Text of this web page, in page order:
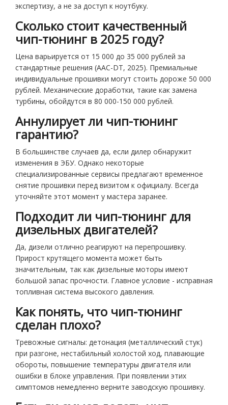
экспертизу, а не за доступ к ноутбуку.
Сколько стоит качественный
чип-тюнинг в 2025 году?
Цена варьируется от 15 000 до 35 000 рублей за
стандартные решения (AAC-DT, 2025). Премиальные
индивидуальные прошивки могут стоить дороже 50 000
рублей. Механические доработки, такие как замена
турбины, обойдутся в 80 000-150 000 рублей.
Аннулирует ли чип-тюнинг
гарантию?
В большинстве случаев да, если дилер обнаружит
изменения в ЭБУ. Однако некоторые
специализированные сервисы предлагают временное
снятие прошивки перед визитом к официалу. Всегда
уточняйте этот момент у мастера заранее.
Подходит ли чип-тюнинг для
дизельных двигателей?
Да, дизели отлично реагируют на перепрошивку.
Прирост крутящего момента может быть
значительным, так как дизельные моторы имеют
большой запас прочности. Главное условие - исправная
топливная система высокого давления.
Как понять, что чип-тюнинг
сделан плохо?
Тревожные сигналы: детонация (металлический стук)
при разгоне, нестабильный холостой ход, плавающие
обороты, повышение температуры двигателя или
ошибки в блоке управления. При появлении этих
симптомов немедленно верните заводскую прошивку.